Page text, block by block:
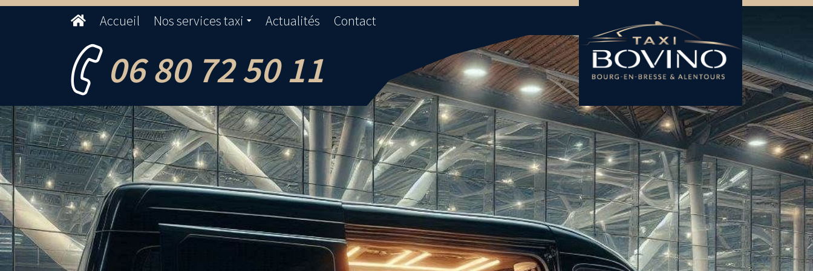
Accueil Nos services taxi Actualités Contact
06 80 72 50 11